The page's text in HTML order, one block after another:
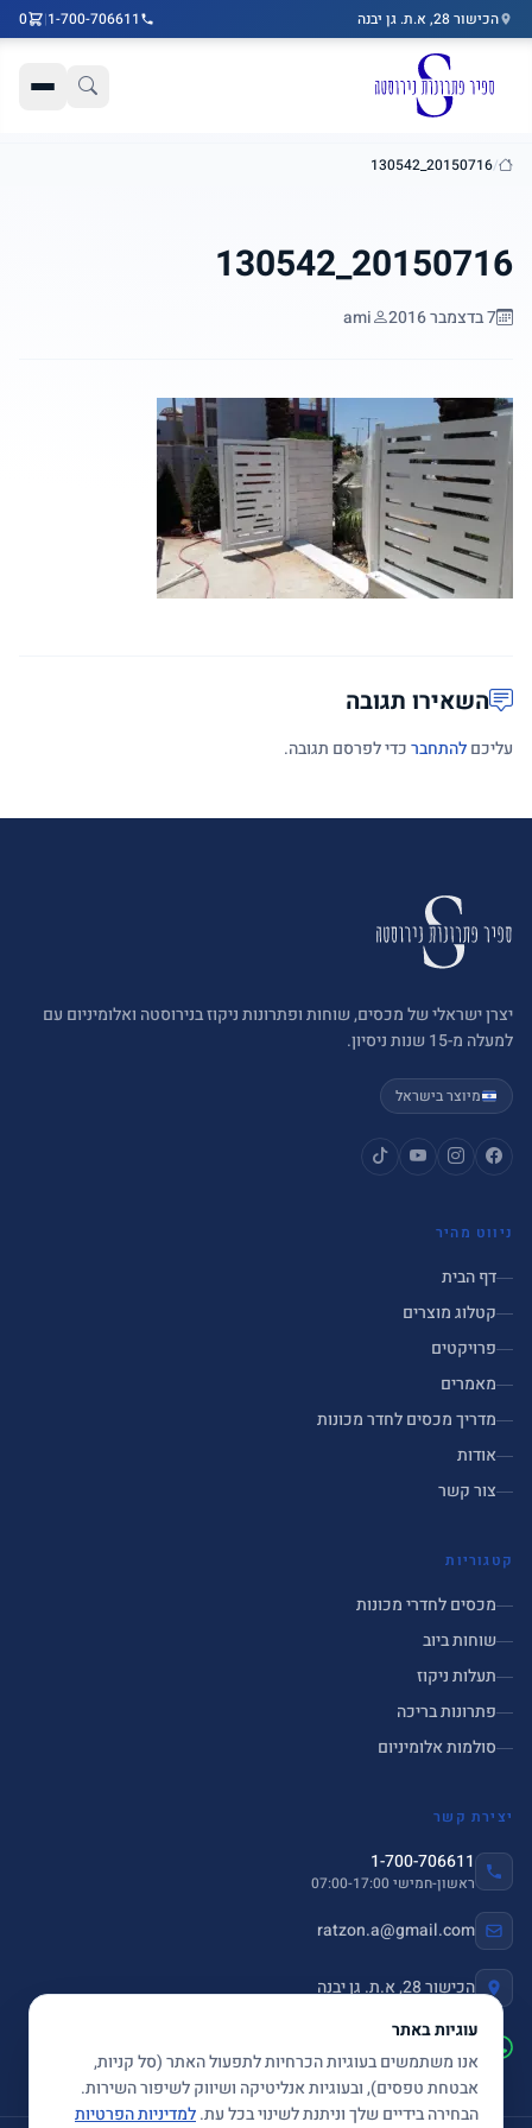
דלג לתוכן הראשי
הכישור 28, א.ת. גן יבנה 1-700-706611
|
0
עוגיות באתר
אנו משתמשים בעוגיות הכרחיות לתפעול האתר (סל קניות,
אבטחת טפסים), ובעוגיות אנליטיקה ושיווק לשיפור השירות.
הבחירה בידיים שלך וניתנת לשינוי בכל עת.למדיניות הפרטיות
בית
/
20150716_130542
20150716_130542
7 בדצמבר 2016 ami
השאירו תגובה
עליכםלהתחברכדי לפרסם תגובה.
יצרן ישראלי של מכסים, שוחות ופתרונות ניקוז בנירוסטה ואלומיניום עם
למעלה מ-15 שנות ניסיון.
מיוצר בישראל
ניווט מהיר
דף הבית
קטלוג מוצרים
פרויקטים
מאמרים
מדריך מכסים לחדר מכונות
אודות
צור קשר
קטגוריות
מכסים לחדרי מכונות
שוחות ביוב
תעלות ניקוז
פתרונות בריכה
סולמות אלומיניום
יצירת קשר
1-700-706611
ראשון-חמישי 07:00-17:00
ratzon.a@gmail.com
הכישור 28, א.ת. גן יבנה